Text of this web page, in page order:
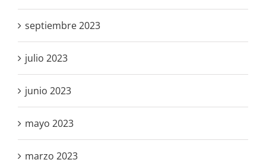
septiembre 2023
julio 2023
junio 2023
mayo 2023
marzo 2023